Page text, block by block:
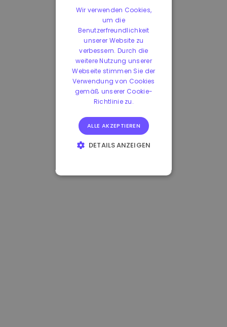
Wir verwenden Cookies,
um die
Benutzerfreundlichkeit
unserer Website zu
verbessern. Durch die
weitere Nutzung unserer
Webseite stimmen Sie der
Verwendung von Cookies
gemäß unserer Cookie-
Richtlinie zu.
ALLE AKZEPTIEREN
DETAILS ANZEIGEN